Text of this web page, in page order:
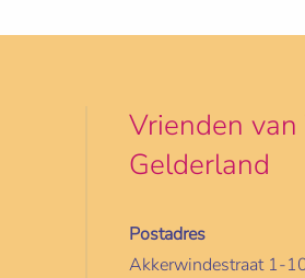
Vrienden
Gelderland
Postadres
Akkerwindestraat 1-